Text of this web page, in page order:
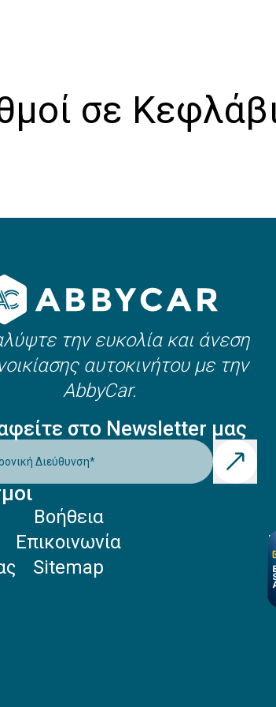
σε
την ευκολία και άνεση
αυτοκινήτου με την
AbbyCar.
στο Newsletter μας
Διεύθυνση*
Βοήθεια
Επικοινωνία
Sitemap